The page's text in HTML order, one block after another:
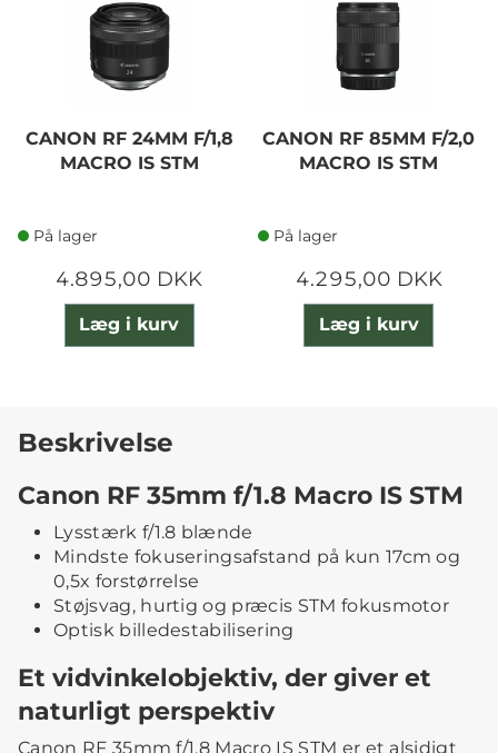
CANON RF 24MM F/1,8
MACRO IS STM
På lager
4.895,00 DKK
Læg i kurv
CANON RF 85MM F/2,0
MACRO IS STM
På lager
4.295,00 DKK
Læg i kurv
Beskrivelse
Canon RF 35mm f/1.8 Macro IS STM
Lysstærk f/1.8 blænde
Mindste fokuseringsafstand på kun 17cm og
0,5x forstørrelse
Støjsvag, hurtig og præcis STM fokusmotor
Optisk billedestabilisering
Et vidvinkelobjektiv, der giver et
naturligt perspektiv
Canon RF 35mm f/1,8 Macro IS STM er et alsidigt